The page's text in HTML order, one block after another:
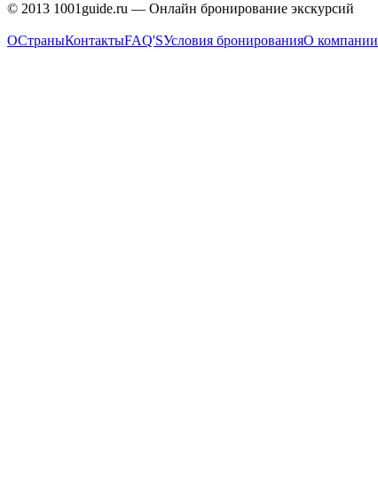
© 2013 1001guide.ru — Онлайн бронирование экскурсий
ОСтраныКонтактыFAQ'SУсловия бронированияО компании